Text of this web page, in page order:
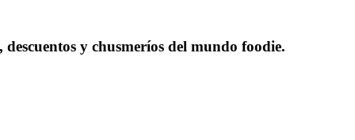
y chusmeríos del mundo foodie.